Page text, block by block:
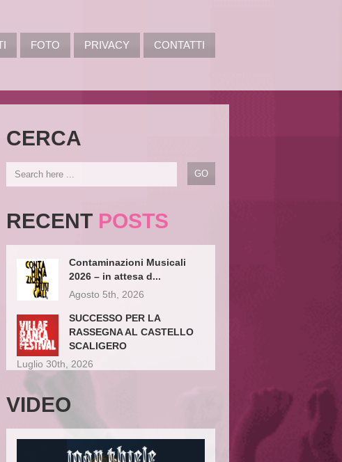
FOTO PRIVACY CONTATTI
CERCA
RECENT POSTS
Contaminazioni Musicali
2026 – in attesa d...
Agosto 5th, 2026
SUCCESSO PER LA
RASSEGNA AL CASTELLO
SCALIGERO
Luglio 30th, 2026
VIDEO